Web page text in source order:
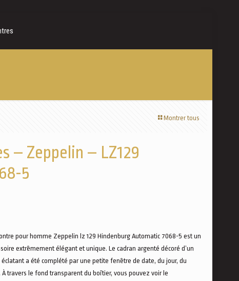
Montrer tous
– Zeppelin – LZ129
5
pour homme Zeppelin lz 129 Hindenburg Automatic 7068-5 est un
extrêmement élégant et unique. Le cadran argenté décoré d’un
a été complété par une petite fenêtre de date, du jour, du
À travers le fond transparent du boîtier, vous pouvez voir le